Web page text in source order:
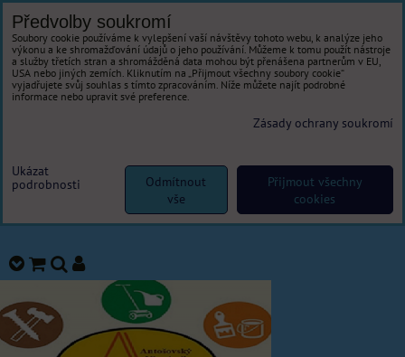
Předvolby soukromí
Soubory cookie používáme k vylepšení vaší návštěvy tohoto webu, k analýze jeho
výkonu a ke shromažďování údajů o jeho používání. Můžeme k tomu použít nástroje
a služby třetích stran a shromážděná data mohou být přenášena partnerům v EU,
USA nebo jiných zemích. Kliknutím na „Přijmout všechny soubory cookie“
vyjadřujete svůj souhlas s tímto zpracováním. Níže můžete najít podrobné
informace nebo upravit své preference.
Zásady ochrany soukromí
Ukázat
podrobnosti
Přijmout všechny
cookies
Odmítnout
vše